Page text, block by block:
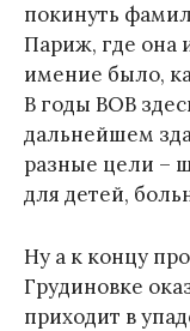
покинуть
Париж, где она
имение было,
В годы ВОВ
дальнейшем
разные цели –
для детей,
Ну а к концу
Грудиновке
приходит в